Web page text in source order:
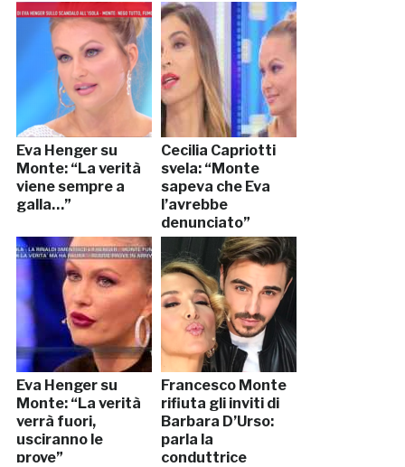
marijuana”
Eva Henger su
Monte: “La verità
viene sempre a
galla…”
Cecilia Capriotti
svela: “Monte
sapeva che Eva
l’avrebbe
denunciato”
Eva Henger su
Monte: “La verità
verrà fuori,
usciranno le
prove”
Francesco Monte
rifiuta gli inviti di
Barbara D’Urso:
parla la
conduttrice